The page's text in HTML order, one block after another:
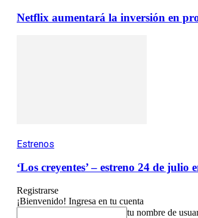
Netflix aumentará la inversión en
Estrenos
‘Los creyentes’ – estreno 24 de julio
Registrarse
¡Bienvenido! Ingresa en tu cuenta
tu nombre de